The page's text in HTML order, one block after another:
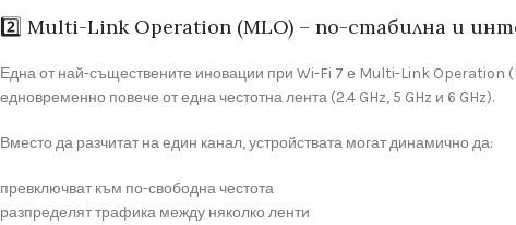
2️⃣ Multi-Link Operation (MLO) – по-стабилна и
Една от най-съществените иновации при Wi-Fi 7 е Multi-Link Operation
едновременно повече от една честотна лента (2.4 GHz, 5 GHz и 6 GHz).
Вместо да разчитат на един канал, устройствата могат динамично да:
превключват към по-свободна честота
разпределят трафика между няколко ленти